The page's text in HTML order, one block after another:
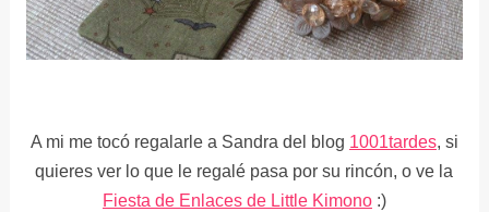
A mi me tocó regalarle a Sandra del blog 1001tardes, si
quieres ver lo que le regalé pasa por su rincón, o ve la
Fiesta de Enlaces de Little Kimono:)